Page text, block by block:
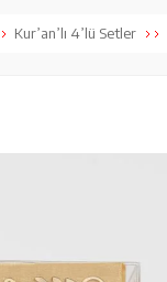
Kur’an’lı 4’lü Setler